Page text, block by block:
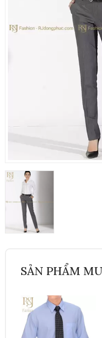
SẢN PHẨM